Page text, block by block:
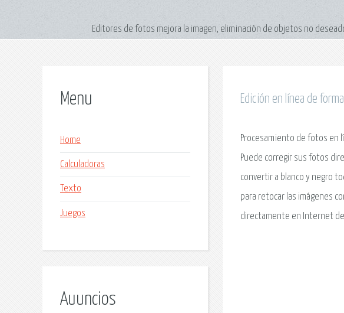
Editores de fotos mejora la imagen, eliminación de objetos no
Menu
Home
Calculadoras
Texto
Juegos
Auuncios
Edición en línea de
Procesamiento de fotos en
Puede corregir sus fotos
convertir a blanco y negro
para retocar las imágenes
directamente en Internet